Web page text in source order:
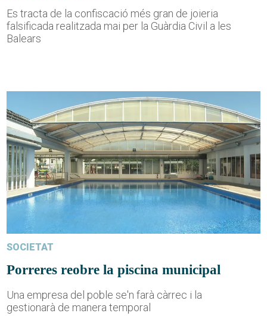
Es tracta de la confiscació més gran de joieria
falsificada realitzada mai per la Guàrdia Civil a les
Balears
SOCIETAT
Porreres reobre la piscina municipal
Una empresa del poble se'n farà càrrec i la
gestionarà de manera temporal